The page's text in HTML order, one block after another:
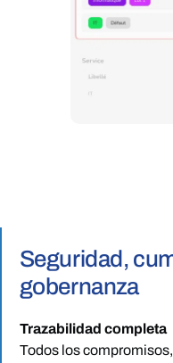
Seguridad,
gobernanza
Trazabilidad completa
Todos los